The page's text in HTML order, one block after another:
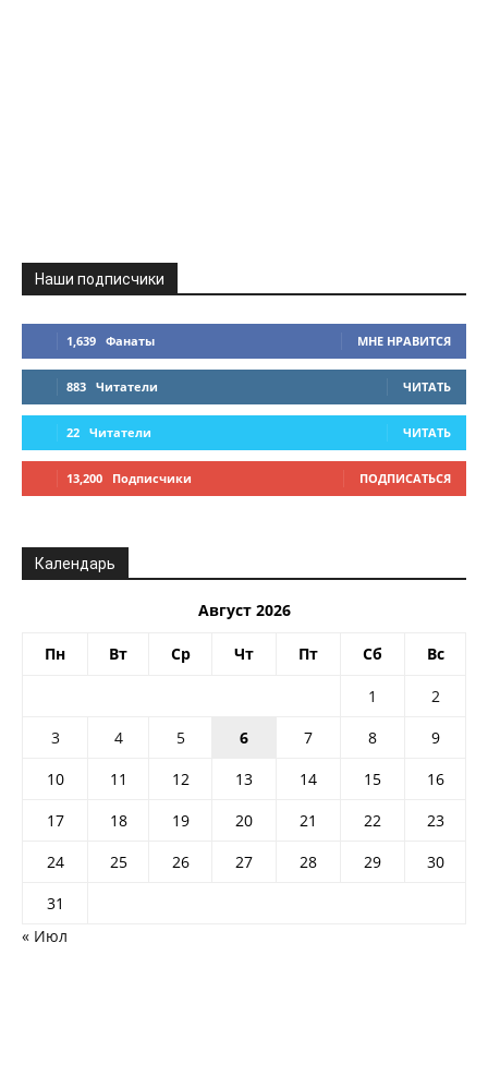
Наши подписчики
1,639 Фанаты МНЕ НРАВИТСЯ
883 Читатели ЧИТАТЬ
22 Читатели ЧИТАТЬ
13,200 Подписчики ПОДПИСАТЬСЯ
Календарь
Август 2026
Пн Вт Ср Чт Пт Сб Вс
1
2
3
4 5 6 7 8
9
10
11 12 13 14 15
16
17
18 19 20 21 22
23
24
25 26 27 28 29
30
31
« Июл